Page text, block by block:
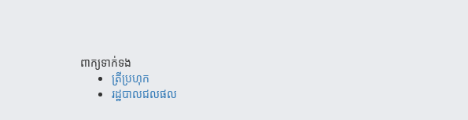
ពាក្យទាក់ទង
ត្រីប្រហុក
រដ្ឋបាលជលផល